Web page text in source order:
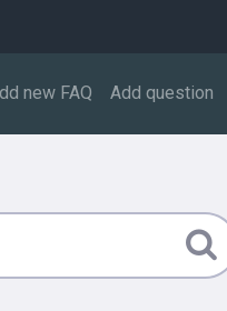
new FAQ Add question